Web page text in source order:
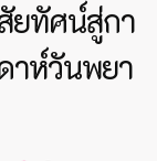
ยทัศน์สู่กา
าห์วันพยา